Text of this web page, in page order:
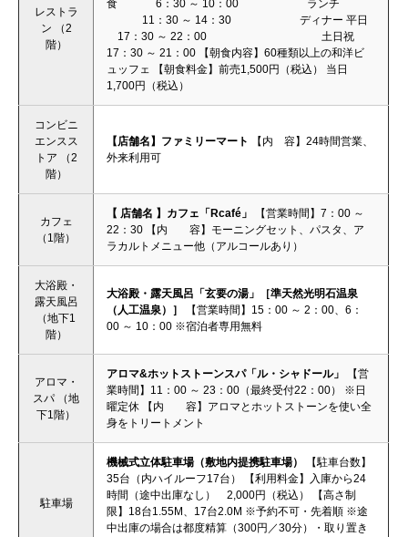
レストラ
ン （2
階）
食 6：30 ～ 10：00 ランチ
11：30 ～ 14：30 ディナー 平日
17：30 ～ 22：00 土日祝
17：30 ～ 21：00 【朝食内容】60種類以上の和洋ビ
ュッフェ 【朝食料金】前売1,500円（税込） 当日
1,700円（税込）
コンビニ
エンスス
トア （2
階）
【店舗名】ファミリーマート
【内 容】24時間営業、
外来利用可
カフェ
（1階）
【 店舗名 】カフェ「Rcafé」
【営業時間】7：00 ～
22：30 【内 容】モーニングセット、パスタ、ア
ラカルトメニュー他（アルコールあり）
大浴殿・
露天風呂
（地下1
階）
大浴殿・露天風呂「玄要の湯」［準天然光明石温泉
（人工温泉）］
【営業時間】15：00 ～ 2：00、6：
00 ～ 10：00 ※宿泊者専用無料
アロマ・
スパ （地
下1階）
アロマ&ホットストーンスパ「ル・シャドール」
【営
業時間】11：00 ～ 23：00（最終受付22：00） ※日
曜定休 【内 容】アロマとホットストーンを使い全
身をトリートメント
駐車場
機械式立体駐車場（敷地内提携駐車場）
【駐車台数】
35台（内ハイルーフ17台） 【利用料金】入庫から24
時間（途中出庫なし） 2,000円（税込） 【高さ制
限】18台1.55M、17台2.0M ※予約不可・先着順 ※途
中出庫の場合は都度精算（300円／30分）・取り置き